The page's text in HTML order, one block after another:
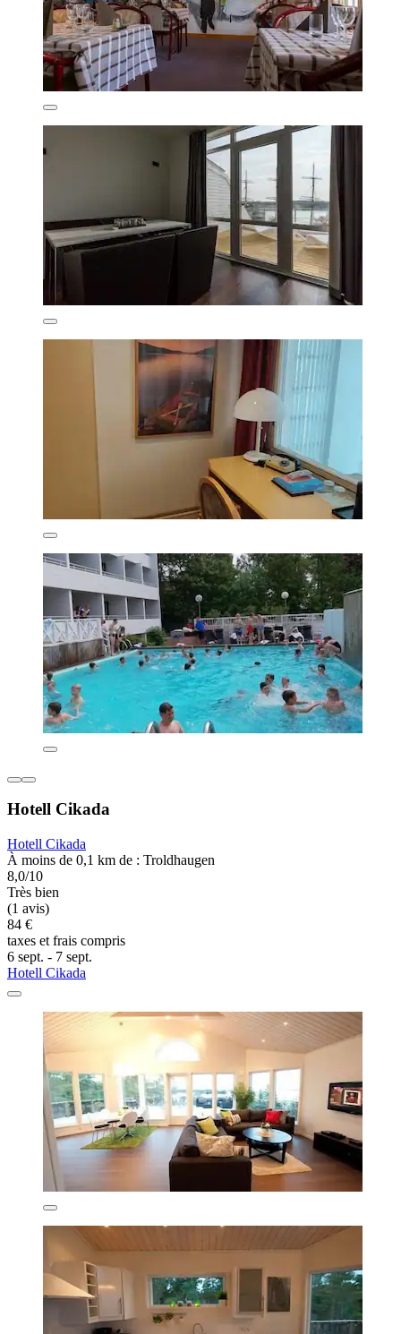
Hotell Cikada
Hotell Cikada
À moins de 0,1 km de : Troldhaugen
8,0/10
Très bien
(1 avis)
84 €
taxes et frais compris
6 sept. - 7 sept.
Hotell Cikada